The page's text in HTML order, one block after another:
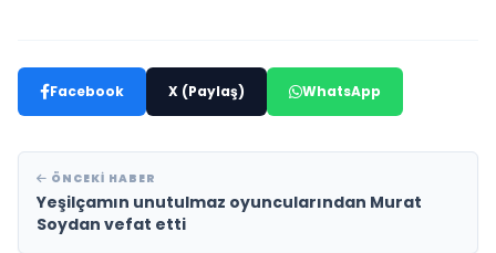
Facebook X (Paylaş) WhatsApp
ÖNCEKI HABER
Yeşilçamın unutulmaz oyuncularından Murat
Soydan vefat etti